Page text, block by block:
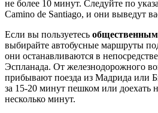
не более 10 минут. Следуйте по
Camino de Santiago, и они выведут
Если вы пользуетесь
выбирайте автобусные маршруты
они останавливаются в
Эспланада. От железнодорожного
прибывают поезда из Мадрида или
за 15-20 минут пешком или доехать
несколько минут.